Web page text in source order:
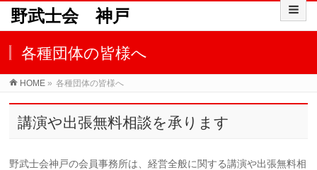
野武士会 神戸
各種団体の皆様へ
HOME » 各種団体の皆様へ
講演や出張無料相談を承ります
野武士会神戸の会員事務所は、経営全般に関する講演や出張無料相